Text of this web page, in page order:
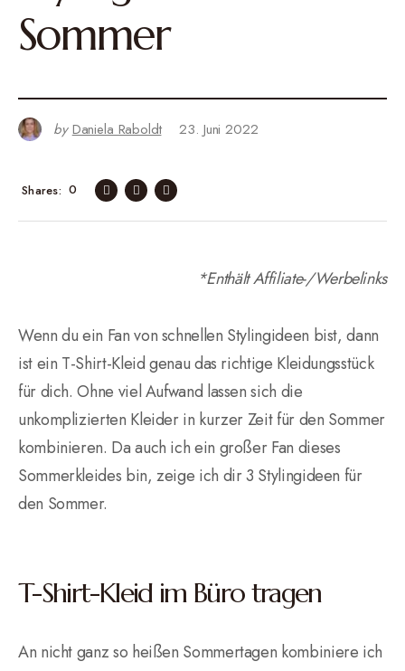
Sommer
by Daniela Raboldt 23. Juni 2022
0
Shares
*Enthält Affiliate-/Werbelinks
Wenn du ein Fan von schnellen Stylingideen bist, dann
ist ein T-Shirt-Kleid genau das richtige Kleidungsstück
für dich. Ohne viel Aufwand lassen sich die
unkomplizierten Kleider in kurzer Zeit für den Sommer
kombinieren. Da auch ich ein großer Fan dieses
Sommerkleides bin, zeige ich dir 3 Stylingideen für
den Sommer.
T-Shirt-Kleid im Büro tragen
An nicht ganz so heißen Sommertagen kombiniere ich